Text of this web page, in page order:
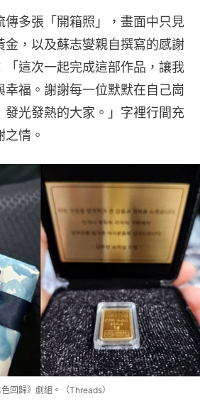
傳多張「開箱照」，畫面中只見
金，以及蘇志燮親自撰寫的感謝
「這次一起完成這部作品，讓我
幸福。謝謝每一位默默在自己崗
發光發熱的大家。」字裡行間充
情。
回歸》劇組。（Threads）